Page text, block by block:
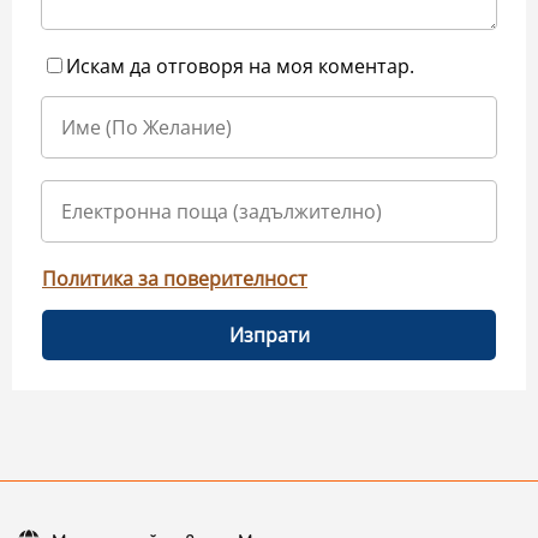
Искам да отговоря на моя коментар.
Политика за поверителност
Изпрати